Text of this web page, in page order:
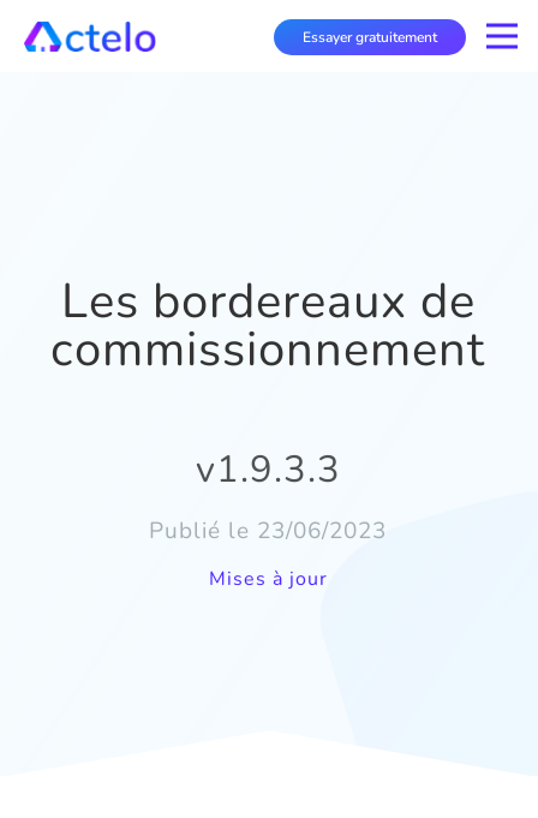
Essayer gratuitement
Les bordereaux de
commissionnement
v1.9.3.3
Publié le 23/06/2023
Mises à jour